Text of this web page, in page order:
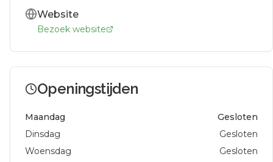
Website
Bezoek website
Openingstijden
Maandag
Gesloten
Dinsdag
Gesloten
Woensdag
Gesloten